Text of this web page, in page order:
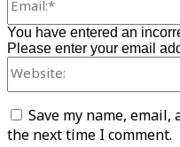
You have entered an
Please enter your email
Save my name,
the next time I comment.